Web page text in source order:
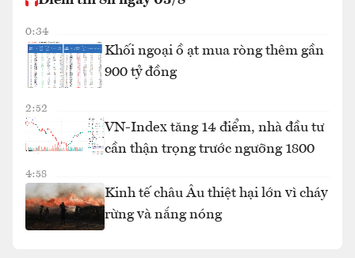
0:34
Khối ngoại ồ ạt mua ròng thêm gần
900 tỷ đồng
2:52
VN-Index tăng 14 điểm, nhà đầu tư
cần thận trọng trước ngưỡng 1800
4:58
Kinh tế châu Âu thiệt hại lớn vì cháy
rừng và nắng nóng